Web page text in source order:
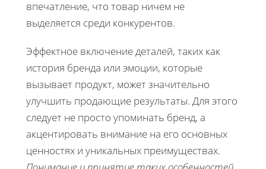
впечатление, что товар ничем не
выделяется среди конкурентов.
Эффектное включение деталей, таких как
история бренда или эмоции, которые
вызывает продукт, может значительно
улучшить продающие результаты. Для этого
следует не просто упоминать бренд, а
акцентировать внимание на его основных
ценностях и уникальных преимуществах.